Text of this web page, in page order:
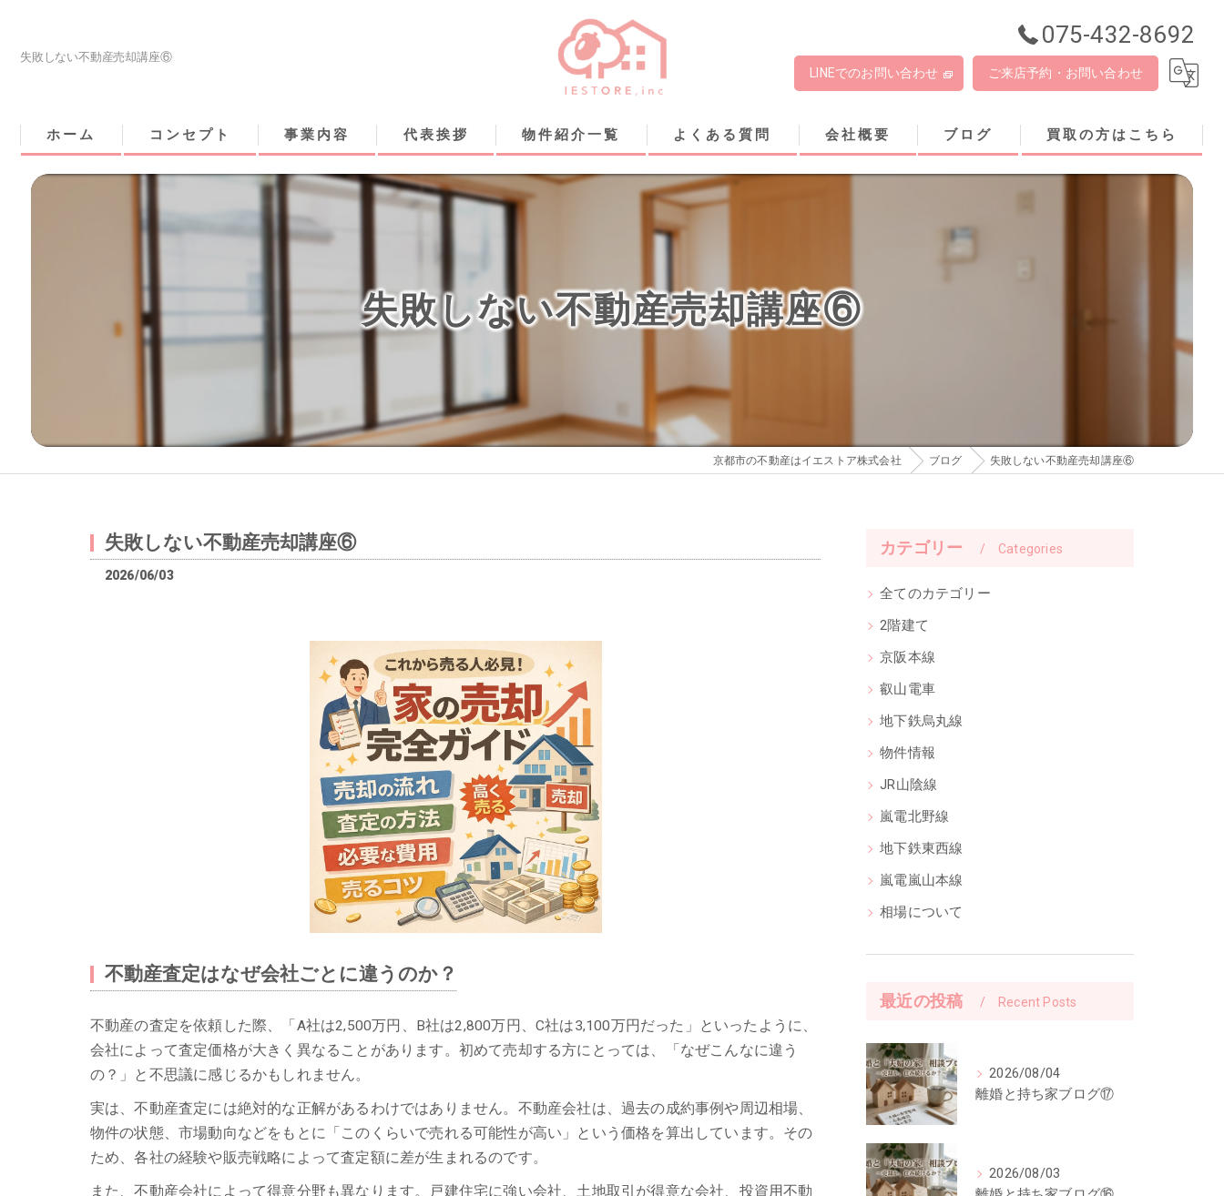
失敗しない不動産売却講座⑥
075-432-8692
LINEでのお問い合わせ ご来店予約・お問い合わせ
ホーム コンセプト 事業内容 代表挨拶 物件紹介一覧 よくある質問 会社概要 ブログ 買取の方はこちら
失敗しない不動産売却講座⑥
京都市の不動産はイエストア株式会社 ブログ 失敗しない不動産売却講座⑥
失敗しない不動産売却講座⑥
2026/06/03
不動産査定はなぜ会社ごとに違うのか？
不動産の査定を依頼した際、「A社は2,500万円、B社は2,800万円、C社は3,100万円だった」といったように、
会社によって査定価格が大きく異なることがあります。初めて売却する方にとっては、「なぜこんなに違う
の？」と不思議に感じるかもしれません。
実は、不動産査定には絶対的な正解があるわけではありません。不動産会社は、過去の成約事例や周辺相場、
物件の状態、市場動向などをもとに「このくらいで売れる可能性が高い」という価格を算出しています。その
ため、各社の経験や販売戦略によって査定額に差が生まれるのです。
また、不動産会社によって得意分野も異なります。戸建住宅に強い会社、土地取引が得意な会社、投資用不動
カテゴリー Categories
全てのカテゴリー
2階建て
京阪本線
叡山電車
地下鉄烏丸線
物件情報
JR山陰線
嵐電北野線
地下鉄東西線
嵐電嵐山本線
相場について
最近の投稿 Recent Posts
2026/08/04
離婚と持ち家ブログ⑰
2026/08/03